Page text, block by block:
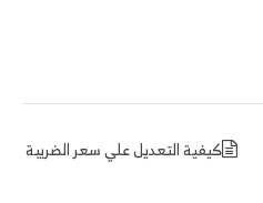
كيفية التعديل علي سعر الضريبة